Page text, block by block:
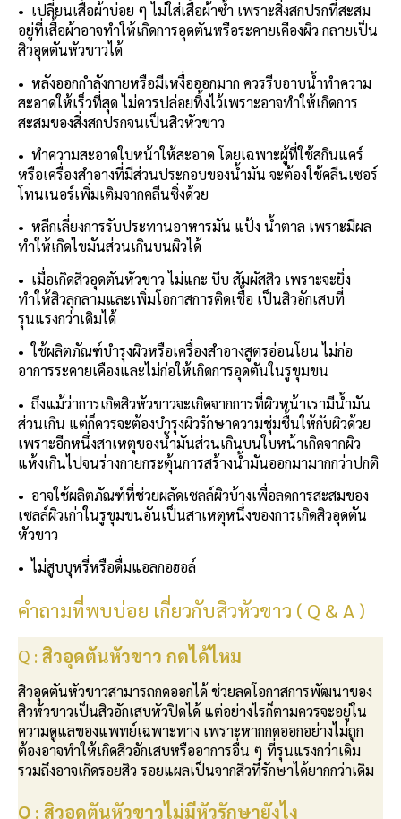
• เปลี่ยนเสื้อผ้าบ่อย ๆ ไม่ใส่เสื้อผ้าซ้ำ เพราะสิ่งสกปรกที่สะสม
อยู่ที่เสื้อผ้าอาจทำให้เกิดการอุดตันหรือระคายเคืองผิว กลายเป็น
สิวอุดตันหัวขาวได้
• หลังออกกำลังกายหรือมีเหงื่อออกมาก ควรรีบอาบน้ำทำความ
สะอาดให้เร็วที่สุด ไม่ควรปล่อยทิ้งไว้เพราะอาจทำให้เกิดการ
สะสมของสิ่งสกปรกจนเป็นสิวหัวขาว
• ทำความสะอาดใบหน้าให้สะอาด โดยเฉพาะผู้ที่ใช้สกินแคร์
หรือเครื่องสำอางที่มีส่วนประกอบของน้ำมัน จะต้องใช้คลีนเซอร์
โทนเนอร์เพิ่มเติมจากคลีนซิ่งด้วย
• หลีกเลี่ยงการรับประทานอาหารมัน แป้ง น้ำตาล เพราะมีผล
ทำให้เกิดไขมันส่วนเกินบนผิวได้
• เมื่อเกิดสิวอุดตันหัวขาว ไม่แกะ บีบ สัมผัสสิว เพราะจะยิ่ง
ทำให้สิวลุกลามและเพิ่มโอกาสการติดเชื้อ เป็นสิวอักเสบที่
รุนแรงกว่าเดิมได้
•ใช้ผลิตภัณฑ์บำรุงผิวหรือเครื่องสำอางสูตรอ่อนโยน ไม่ก่อ
อาการระคายเคืองและไม่ก่อให้เกิดการอุดตันในรูขุมขน
• ถึงแม้ว่าการเกิดสิวหัวขาวจะเกิดจากการที่ผิวหน้าเรามีน้ำมัน
ส่วนเกิน แต่ก็ควรจะต้องบำรุงผิวรักษาความชุ่มชื้นให้กับผิวด้วย
เพราะอีกหนึ่งสาเหตุของน้ำมันส่วนเกินบนใบหน้าเกิดจากผิว
แห้งเกินไปจนร่างกายกระตุ้นการสร้างน้ำมันออกมามากกว่าปกติ
• อาจใช้ผลิตภัณฑ์ที่ช่วยผลัดเซลล์ผิวบ้างเพื่อลดการสะสมของ
เซลล์ผิวเก่าในรูขุมขนอันเป็นสาเหตุหนึ่งของการเกิดสิวอุดตัน
หัวขาว
•ไม่สูบบุหรี่หรือดื่มแอลกอฮอล์
คำถามที่พบบ่อย เกี่ยวกับสิวหัวขาว ( Q & A )
Q : สิวอุดตันหัวขาว กดได้ไหม
สิวอุดตันหัวขาวสามารถกดออกได้ ช่วยลดโอกาสการพัฒนาของ
สิวหัวขาวเป็นสิวอักเสบหัวปิดได้ แต่อย่างไรก็ตามควรจะอยู่ใน
ความดูแลของแพทย์เฉพาะทาง เพราะหากกดออกอย่างไม่ถูก
ต้องอาจทำให้เกิดสิวอักเสบหรืออาการอื่น ๆ ที่รุนแรงกว่าเดิม
รวมถึงอาจเกิดรอยสิว รอยแผลเป็นจากสิวที่รักษาได้ยากกว่าเดิม
Q : สิวอุดตันหัวขาวไม่มีหัวรักษายังไง